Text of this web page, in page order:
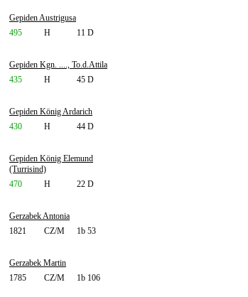
Gepiden Austrigusa
495
H 11 D
Gepiden Kgn. ...., To.d.Attila
435
H 45 D
Gepiden König Ardarich
430
H 44 D
Gepiden König Elemund
(Turrisind)
470
H 22 D
Gerzabek Antonia
1821
CZ/M 1b 53
Gerzabek Martin
1785
CZ/M 1b 106